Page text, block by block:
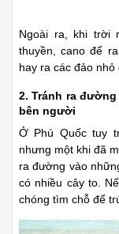
Ngoài ra, khi trời
thuyền, cano để
hay ra các đảo nhỏ
2. Tránh ra
bên người
Ở Phú Quốc tuy
nhưng một khi đã
ra đường vào
có nhiều cây to.
chóng tìm chỗ để